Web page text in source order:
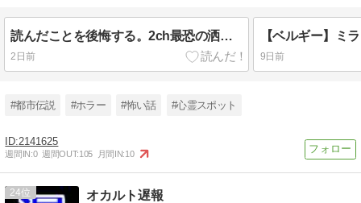
読んだことを後悔する。2ch最恐の洒落怖のリゾートバイトが語り継がれる理由とは！？
2日前 9日前
#都市伝説 #ホラー #怖い話 #心霊スポット
2141625
週間IN:0 週間OUT:105 月間IN:10
24 オカルト遅報